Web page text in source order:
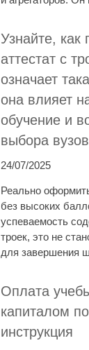
Узнайте, как
аттестат с
означает
она влияет
обучение и
выбора
24/07/2025
Реально
без высоких
успеваемость
троек, это не
для завершения
Оплата
капиталом
инструкция